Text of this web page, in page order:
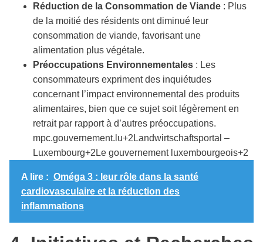
Réduction de la Consommation de Viande : Plus
de la moitié des résidents ont diminué leur
consommation de viande, favorisant une
alimentation plus végétale.​
Préoccupations Environnementales : Les
consommateurs expriment des inquiétudes
concernant l’impact environnemental des produits
alimentaires, bien que ce sujet soit légèrement en
retrait par rapport à d’autres préoccupations.​
mpc.gouvernement.lu+2Landwirtschaftsportal –
Luxembourg+2Le gouvernement luxembourgeois+2
A lire : Oméga 3 : leur rôle dans la santé
cardiovasculaire et la réduction des
inflammations